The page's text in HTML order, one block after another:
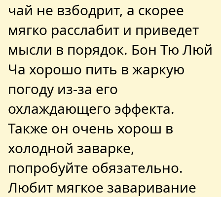
чай не взбодрит, а скорее
мягко расслабит и приведет
мысли в порядок. Бон Тю Люй
Ча хорошо пить в жаркую
погоду из-за его
охлаждающего эффекта.
Также он очень хорош в
холодной заварке,
попробуйте обязательно.
Любит мягкое заваривание